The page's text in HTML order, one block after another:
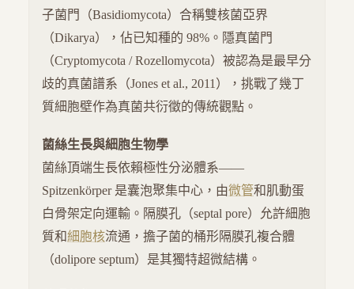
子菌門（Basidiomycota）合稱雙核菌亞界
（Dikarya），佔已知種的 98%。隱真菌門
（Cryptomycota / Rozellomycota）被認為是最早分
歧的真菌譜系（Jones et al., 2011），挑戰了幾丁
質細胞壁作為真菌共衍徵的傳統觀點。
菌絲生長與細胞生物學
菌絲頂端生長依賴極性分泌體系——
Spitzenkörper 是囊泡聚集中心，由微管和肌動蛋
白骨架定向運輸。隔膜孔（septal pore）允許細胞
質和細胞核流通，擔子菌的桶形隔膜孔複合體
（dolipore septum）是其獨特超微結構。